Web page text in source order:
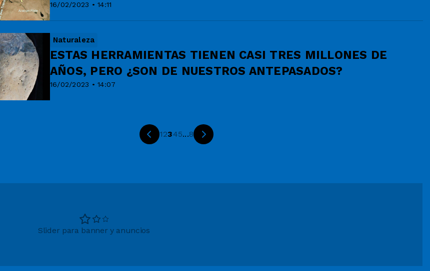
16/02/2023 • 14:11
Naturaleza
16/02/2023 • 14:07
ESTAS HERRAMIENTAS TIENEN CASI TRES MILLONES DE
AÑOS, PERO ¿SON DE NUESTROS ANTEPASADOS?
12345...8
Slider para banner y anuncios